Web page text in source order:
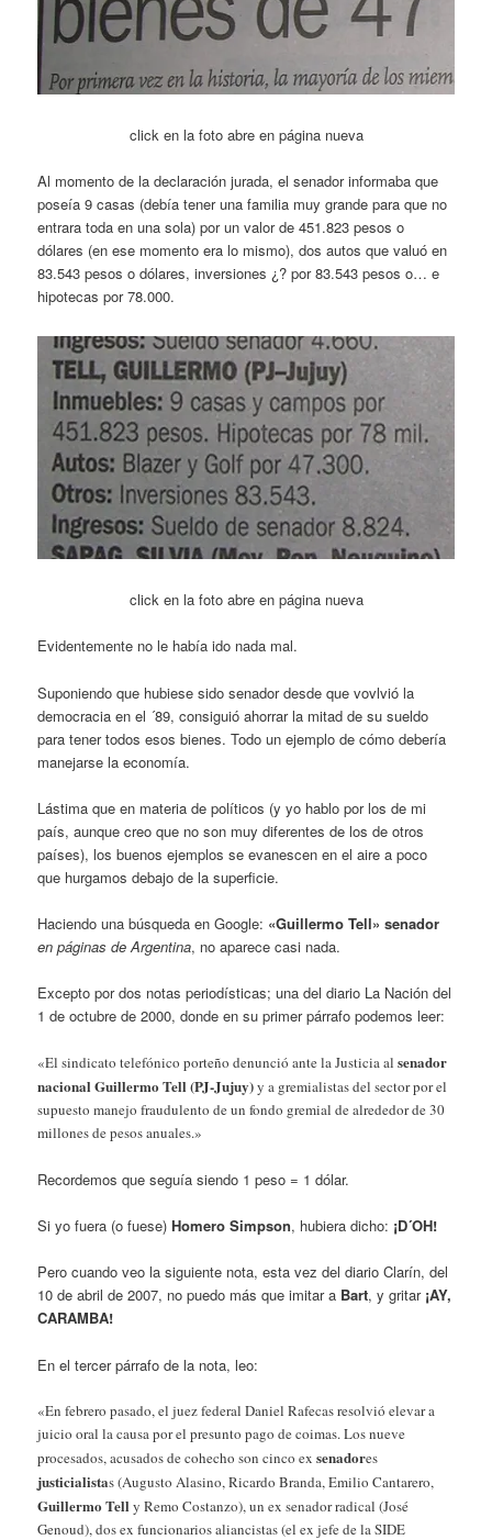
click en la foto abre en página nueva
Al momento de la declaración jurada, el senador informaba que
poseía 9 casas (debía tener una familia muy grande para que no
entrara toda en una sola) por un valor de 451.823 pesos o
dólares (en ese momento era lo mismo), dos autos que valuó en
83.543 pesos o dólares, inversiones ¿? por 83.543 pesos o… e
hipotecas por 78.000.
click en la foto abre en página nueva
Evidentemente no le había ido nada mal.
Suponiendo que hubiese sido senador desde que vovlvió la
democracia en el ´89, consiguió ahorrar la mitad de su sueldo
para tener todos esos bienes. Todo un ejemplo de cómo debería
manejarse la economía.
Lástima que en materia de políticos (y yo hablo por los de mi
país, aunque creo que no son muy diferentes de los de otros
países), los buenos ejemplos se evanescen en el aire a poco
que hurgamos debajo de la superficie.
Haciendo una búsqueda en Google: «Guillermo Tell» senador
en páginas de Argentina, no aparece casi nada.
Excepto por dos notas periodísticas; una del diario La Nación del
1 de octubre de 2000, donde en su primer párrafo podemos leer:
«El sindicato telefónico porteño denunció ante la Justicia alsenador
nacional Guillermo Tell (PJ-Jujuy)y a gremialistas del sector por el
supuesto manejo fraudulento de un fondo gremial de alrededor de 30
millones de pesos anuales.»
Recordemos que seguía siendo 1 peso = 1 dólar.
Si yo fuera (o fuese)Homero Simpson, hubiera dicho: ¡D´OH!
Pero cuando veo la siguiente nota, esta vez del diario Clarín, del
10 de abril de 2007, no puedo más que imitar a Bart, y gritar ¡AY,
CARAMBA!
En el tercer párrafo de la nota, leo:
«En febrero pasado, el juez federal Daniel Rafecas resolvió elevar a
juicio oral la causa por el presunto pago de coimas. Los nueve
procesados, acusados de cohecho son cinco exsenadores
justicialistas (Augusto Alasino, Ricardo Branda, Emilio Cantarero,
Guillermo Tell y Remo Costanzo), un ex senador radical (José
Genoud), dos ex funcionarios aliancistas (el ex jefe de la SIDE